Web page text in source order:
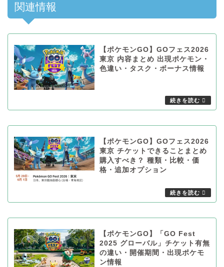
関連情報
【ポケモンGO】GOフェス2026
東京 内容まとめ 出現ポケモン・
色違い・タスク・ボーナス情報
【ポケモンGO】GOフェス2026
東京 チケットできることまとめ
購入すべき？ 種類・比較・価
格・追加オプション
【ポケモンGO】「GO Fest
2025 グローバル」チケット有無
の違い・開催期間・出現ポケモ
ン情報